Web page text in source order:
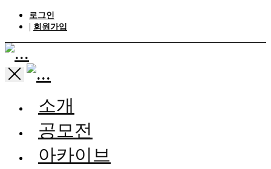
로그인
| 회원가입
소개
공모전
아카이브